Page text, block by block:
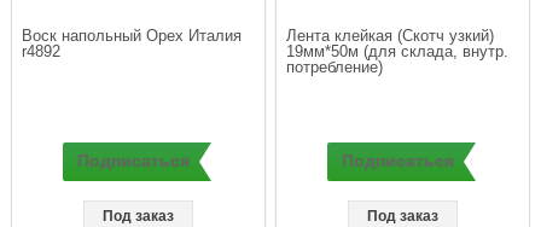
Воск напольный Орех Италия
r4892
Подписаться
Под заказ
Лента клейкая (Скотч узкий)
19мм*50м (для склада, внутр.
потребление)
Подписаться
Под заказ